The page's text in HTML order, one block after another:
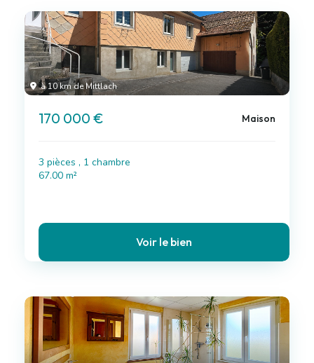
à 10 km de Mittlach
170 000 € Maison
3 pièces , 1 chambre
67.00 m²
Voir le bien